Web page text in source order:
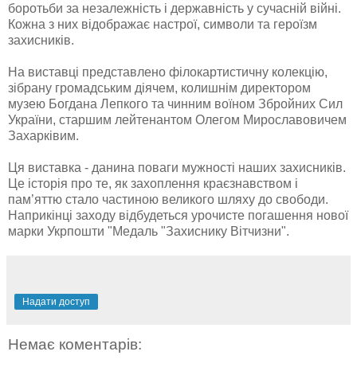
боротьби за незалежність і державність у сучасній війні.
Кожна з них відображає настрої, символи та героїзм
захисників.
На виставці представлено філокартистичну колекцію,
зібрану громадським діячем, колишнім директором
музею Богдана Лепкого та чинним воїном Збройних Сил
України, старшим лейтенантом Олегом Мирославовичем
Захарківим.
Ця виставка - данина поваги мужності наших захисників.
Це історія про те, як захоплення краєзнавством і
пам’яттю стало частиною великого шляху до свободи.
Наприкінці заходу відбудеться урочисте погашення нової
марки Укрпошти "Медаль "Захиснику Вітчизни".
Надати доступ
Немає коментарів: